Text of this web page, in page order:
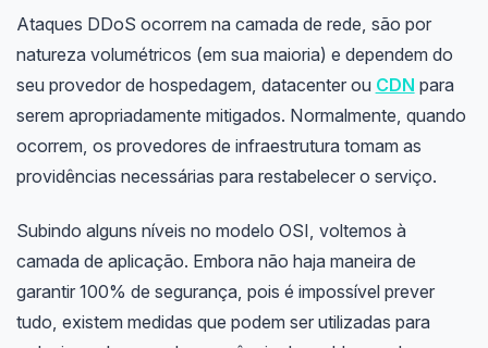
Ataques DDoS ocorrem na camada de rede, são por
natureza volumétricos (em sua maioria) e dependem do
seu provedor de hospedagem, datacenter ou CDN para
serem apropriadamente mitigados. Normalmente, quando
ocorrem, os provedores de infraestrutura tomam as
providências necessárias para restabelecer o serviço.
Subindo alguns níveis no modelo OSI, voltemos à
camada de aplicação. Embora não haja maneira de
garantir 100% de segurança, pois é impossível prever
tudo, existem medidas que podem ser utilizadas para